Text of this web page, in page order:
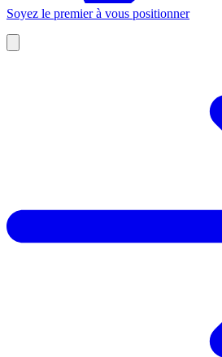
Soyez le premier à vous positionner